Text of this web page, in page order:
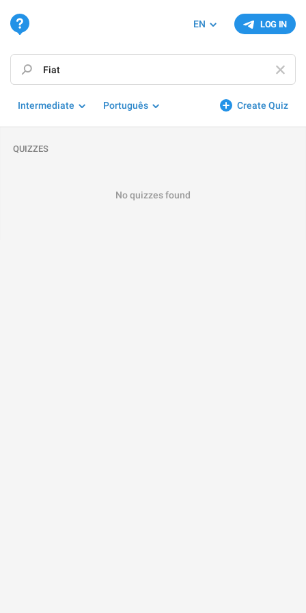
LOG IN
EN
Create Quiz
Intermediate Português
QUIZZES
No quizzes found